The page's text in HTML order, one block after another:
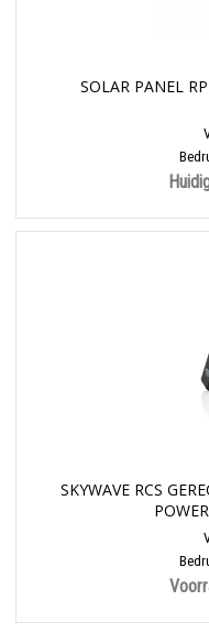
SOLAR PANEL
SKYWAVE RCS